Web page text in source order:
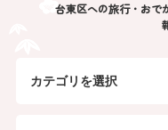
台東区への旅行・おで
カテゴリを選択